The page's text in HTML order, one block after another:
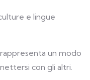
e lingue
rappresenta un modo
con gli altri.